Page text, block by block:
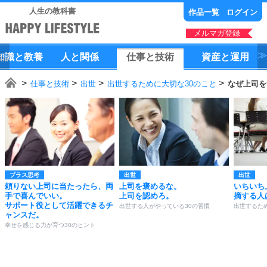
人生の教科書 作品一覧 ログイン
メルマガ登録
識と教養 人 と 関係 仕事と技術 資産と運用
仕事と技術 出世 出世するために大切な30のこと なぜ上司
プラス思考
頼りない上司に当たったら、両
手で喜んでいい。
サポート役として活躍できるチ
ャンスだ。
幸せを感じる力が育つ30のヒント
出世
上司を褒めるな。
上司を認めろ。
出世する人がやっている30の習慣
出世
いちい
摘する人
出世するた